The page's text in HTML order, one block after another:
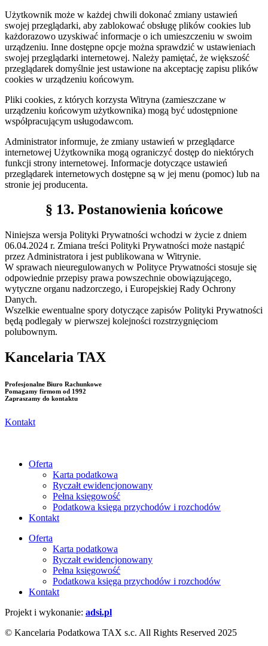
Użytkownik może w każdej chwili dokonać zmiany ustawień
swojej przeglądarki, aby zablokować obsługę plików cookies lub
każdorazowo uzyskiwać informacje o ich umieszczeniu w swoim
urządzeniu. Inne dostępne opcje można sprawdzić w ustawieniach
swojej przeglądarki internetowej. Należy pamiętać, że większość
przeglądarek domyślnie jest ustawione na akceptację zapisu plików
cookies w urządzeniu końcowym.
Pliki cookies, z których korzysta Witryna (zamieszczane w
urządzeniu końcowym użytkownika) mogą być udostępnione
współpracującym usługodawcom.
Administrator informuje, że zmiany ustawień w przeglądarce
internetowej Użytkownika mogą ograniczyć dostęp do niektórych
funkcji strony internetowej. Informacje dotyczące ustawień
przeglądarek internetowych dostępne są w jej menu (pomoc) lub na
stronie jej producenta.
§ 13. Postanowienia końcowe
Niniejsza wersja Polityki Prywatności wchodzi w życie z dniem
06.04.2024 r. Zmiana treści Polityki Prywatności może nastąpić
przez Administratora i jest publikowana w Witrynie.
W sprawach nieuregulowanych w Polityce Prywatności stosuje się
odpowiednie przepisy prawa powszechnie obowiązującego,
wytyczne organu nadzorczego, i Europejskiej Rady Ochrony
Danych.
Wszelkie ewentualne spory dotyczące zapisów Polityki Prywatności
będą podlegały w pierwszej kolejności rozstrzygnięciom
polubownym.
Kancelaria TAX
Profesjonalne Biuro Rachunkowe
Pomagamy firmom od 1992
Zapraszamy do kontaktu
Kontakt
Oferta
Karta podatkowa
Ryczałt ewidencjonowany
Pełna księgowość
Podatkowa księga przychodów i rozchodów
Kontakt
Oferta
Karta podatkowa
Ryczałt ewidencjonowany
Pełna księgowość
Podatkowa księga przychodów i rozchodów
Kontakt
Projekt i wykonanie: adsi.pl
© Kancelaria Podatkowa TAX s.c. All Rights Reserved 2025